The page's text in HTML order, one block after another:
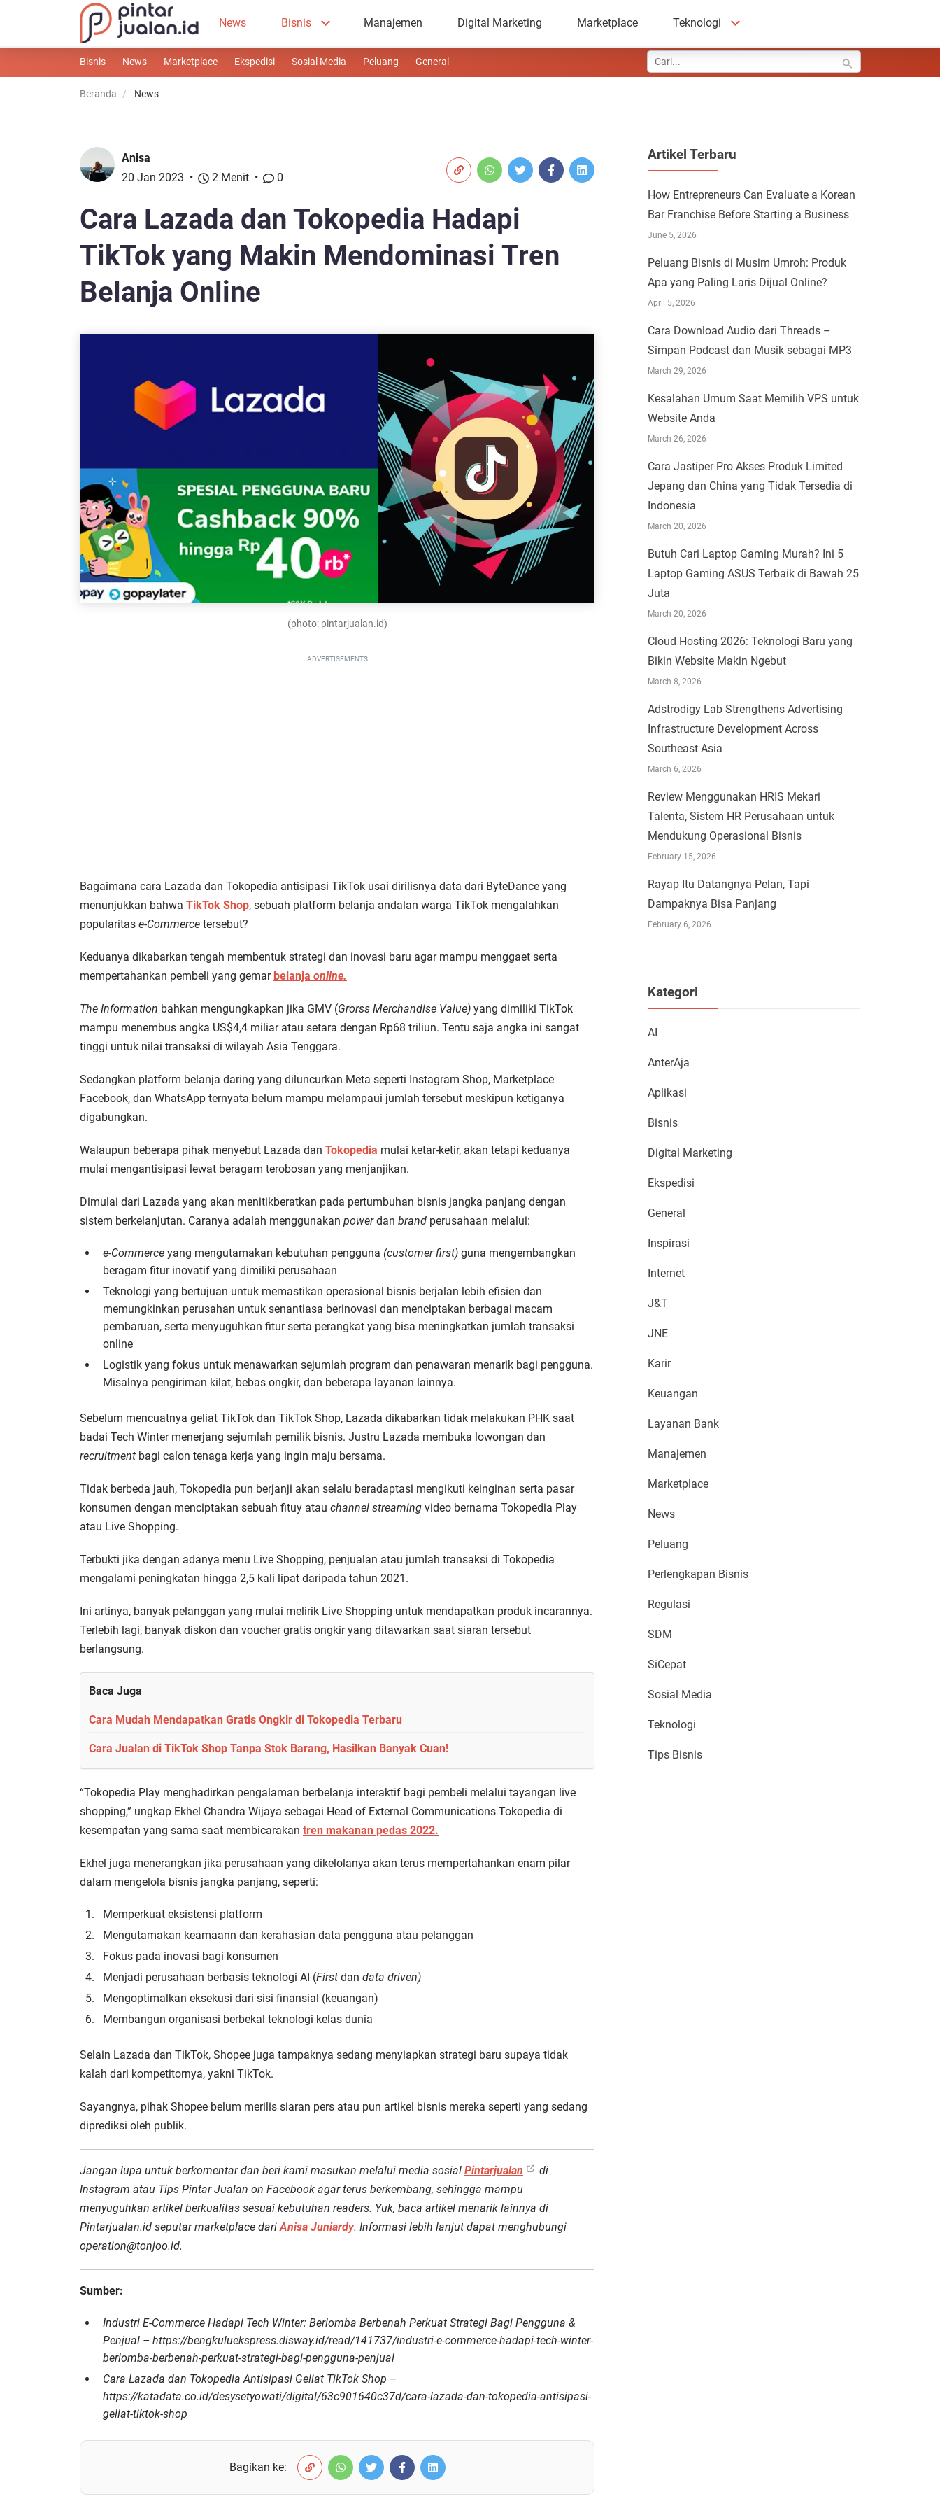
News Bisnis Manajemen Digital Marketing Marketplace Teknologi
Bisnis News Marketplace Ekspedisi Sosial Media Peluang General
Beranda News
Cara Lazada dan Tokopedia Hadapi
TikTok yang Makin Mendominasi Tren
Belanja Online
Anisa
20 Jan 2023
2 Menit 0
(photo: pintarjualan.id)
ADVERTISEMENTS
Bagaimana cara Lazada dan Tokopedia antisipasi TikTok usai dirilisnya data dari ByteDance yang
menunjukkan bahwa TikTok Shop, sebuah platform belanja andalan warga TikTok mengalahkan
popularitas e-Commerce tersebut?
Keduanya dikabarkan tengah membentuk strategi dan inovasi baru agar mampu menggaet serta
mempertahankan pembeli yang gemar belanja online.
The Information bahkan mengungkapkan jika GMV (Grorss Merchandise Value) yang dimiliki TikTok
mampu menembus angka US$4,4 miliar atau setara dengan Rp68 triliun. Tentu saja angka ini sangat
tinggi untuk nilai transaksi di wilayah Asia Tenggara.
Sedangkan platform belanja daring yang diluncurkan Meta seperti Instagram Shop, Marketplace
Facebook, dan WhatsApp ternyata belum mampu melampaui jumlah tersebut meskipun ketiganya
digabungkan.
Walaupun beberapa pihak menyebut Lazada dan Tokopedia mulai ketar-ketir, akan tetapi keduanya
mulai mengantisipasi lewat beragam terobosan yang menjanjikan.
Dimulai dari Lazada yang akan menitikberatkan pada pertumbuhan bisnis jangka panjang dengan
sistem berkelanjutan. Caranya adalah menggunakan powerdan brand perusahaan melalui:
e-Commerce yang mengutamakan kebutuhan pengguna (customer first) guna mengembangkan
beragam fitur inovatif yang dimiliki perusahaan
Teknologi yang bertujuan untuk memastikan operasional bisnis berjalan lebih efisien dan
memungkinkan perusahan untuk senantiasa berinovasi dan menciptakan berbagai macam
pembaruan, serta menyuguhkan fitur serta perangkat yang bisa meningkatkan jumlah transaksi
online
Logistik yang fokus untuk menawarkan sejumlah program dan penawaran menarik bagi pengguna.
Misalnya pengiriman kilat, bebas ongkir, dan beberapa layanan lainnya.
Sebelum mencuatnya geliat TikTok dan TikTok Shop, Lazada dikabarkan tidak melakukan PHK saat
badai Tech Winter menerjang sejumlah pemilik bisnis. Justru Lazada membuka lowongan dan
recruitment bagi calon tenaga kerja yang ingin maju bersama.
Tidak berbeda jauh, Tokopedia pun berjanji akan selalu beradaptasi mengikuti keinginan serta pasar
konsumen dengan menciptakan sebuah fituy atau channel streaming video bernama Tokopedia Play
atau Live Shopping.
Terbukti jika dengan adanya menu Live Shopping, penjualan atau jumlah transaksi di Tokopedia
mengalami peningkatan hingga 2,5 kali lipat daripada tahun 2021.
Ini artinya, banyak pelanggan yang mulai melirik Live Shopping untuk mendapatkan produk incarannya.
Terlebih lagi, banyak diskon dan voucher gratis ongkir yang ditawarkan saat siaran tersebut
berlangsung.
Baca Juga
Cara Mudah Mendapatkan Gratis Ongkir di Tokopedia Terbaru
Cara Jualan di TikTok Shop Tanpa Stok Barang, Hasilkan Banyak Cuan!
“Tokopedia Play menghadirkan pengalaman berbelanja interaktif bagi pembeli melalui tayangan live
shopping,” ungkap Ekhel Chandra Wijaya sebagai Head of External Communications Tokopedia di
kesempatan yang sama saat membicarakan tren makanan pedas 2022.
Ekhel juga menerangkan jika perusahaan yang dikelolanya akan terus mempertahankan enam pilar
dalam mengelola bisnis jangka panjang, seperti:
Memperkuat eksistensi platform
Mengutamakan keamaann dan kerahasian data pengguna atau pelanggan
Fokus pada inovasi bagi konsumen
Menjadi perusahaan berbasis teknologi AI (First dan data driven)
Mengoptimalkan eksekusi dari sisi finansial (keuangan)
Membangun organisasi berbekal teknologi kelas dunia
Selain Lazada dan TikTok, Shopee juga tampaknya sedang menyiapkan strategi baru supaya tidak
kalah dari kompetitornya, yakni TikTok.
Sayangnya, pihak Shopee belum merilis siaran pers atau pun artikel bisnis mereka seperti yang sedang
diprediksi oleh publik.
Jangan lupa untuk berkomentar dan beri kami masukan melalui media sosial Pintarjualan
di
Instagram atau Tips Pintar Jualan on Facebook agar terus berkembang, sehingga mampu
menyuguhkan artikel berkualitas sesuai kebutuhan readers. Yuk, baca artikel menarik lainnya di
Pintarjualan.id seputar marketplace dariAnisa Juniardy. Informasi lebih lanjut dapat menghubungi
operation@tonjoo.id.
Sumber:
Industri E-Commerce Hadapi Tech Winter: Berlomba Berbenah Perkuat Strategi Bagi Pengguna &
Penjual – https://bengkuluekspress.disway.id/read/141737/industri-e-commerce-hadapi-tech-winter-
berlomba-berbenah-perkuat-strategi-bagi-pengguna-penjual
Cara Lazada dan Tokopedia Antisipasi Geliat TikTok Shop –
https://katadata.co.id/desysetyowati/digital/63c901640c37d/cara-lazada-dan-tokopedia-antisipasi-
geliat-tiktok-shop
Bagikan ke:
Artikel Terbaru
How Entrepreneurs Can Evaluate a Korean
Bar Franchise Before Starting a Business
June 5, 2026
Peluang Bisnis di Musim Umroh: Produk
Apa yang Paling Laris Dijual Online?
April 5, 2026
Cara Download Audio dari Threads –
Simpan Podcast dan Musik sebagai MP3
March 29, 2026
Kesalahan Umum Saat Memilih VPS untuk
Website Anda
March 26, 2026
Cara Jastiper Pro Akses Produk Limited
Jepang dan China yang Tidak Tersedia di
Indonesia
March 20, 2026
Butuh Cari Laptop Gaming Murah? Ini 5
Laptop Gaming ASUS Terbaik di Bawah 25
Juta
March 20, 2026
Cloud Hosting 2026: Teknologi Baru yang
Bikin Website Makin Ngebut
March 8, 2026
Adstrodigy Lab Strengthens Advertising
Infrastructure Development Across
Southeast Asia
March 6, 2026
Review Menggunakan HRIS Mekari
Talenta, Sistem HR Perusahaan untuk
Mendukung Operasional Bisnis
February 15, 2026
Rayap Itu Datangnya Pelan, Tapi
Dampaknya Bisa Panjang
February 6, 2026
Kategori
AI
AnterAja
Aplikasi
Bisnis
Digital Marketing
Ekspedisi
General
Inspirasi
Internet
J&T
JNE
Karir
Keuangan
Layanan Bank
Manajemen
Marketplace
News
Peluang
Perlengkapan Bisnis
Regulasi
SDM
SiCepat
Sosial Media
Teknologi
Tips Bisnis